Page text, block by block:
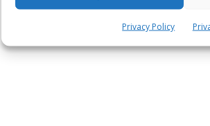
Privacy Policy